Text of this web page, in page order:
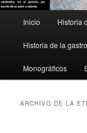
principal
Inicio Historia
Historia de la
Monográficos
ARCHIVO DE LA